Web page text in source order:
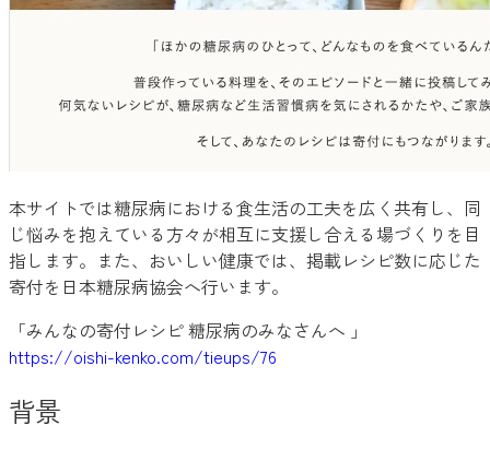
本サイトでは糖尿病における食生活の工夫を広く共有し、同
じ悩みを抱えている方々が相互に支援し合える場づくりを目
指します。また、おいしい健康では、掲載レシピ数に応じた
寄付を日本糖尿病協会へ行います。
「みんなの寄付レシピ 糖尿病のみなさんへ 」
https://oishi-kenko.com/tieups/76
背景